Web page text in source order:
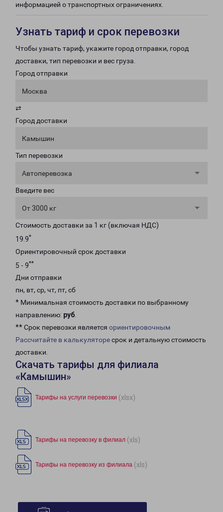
информацией о транспортных ограничениях.
Узнать тариф и срок перевозки
Чтобы узнать тариф, укажите город отправки, город
доставки, тип перевозки и вес груза.
Город отправки
Москва
⇄
Город доставки
Камышин
Тип перевозки
Автоперевозка
Введите вес
От 3000 кг
Стоимость доставки за 1 кг (включая НДС)
19.9*
Ориентировочный срок доставки
5 - 9**
Дни отправки
пн, вт, ср, чт, пт, сб
* Минимальная стоимость доставки по выбранному
направлению: руб.
** Срок перевозки является ориентировочным
Рассчитайте в калькуляторесрок и детальную стоимость
доставки.
Скачать тарифы для филиала
«Камышин»
Тарифы на услуги перевозки (xlsx)
Тарифы на перевозку в филиал (xls)
Тарифы на перевозку из филиала (xls)